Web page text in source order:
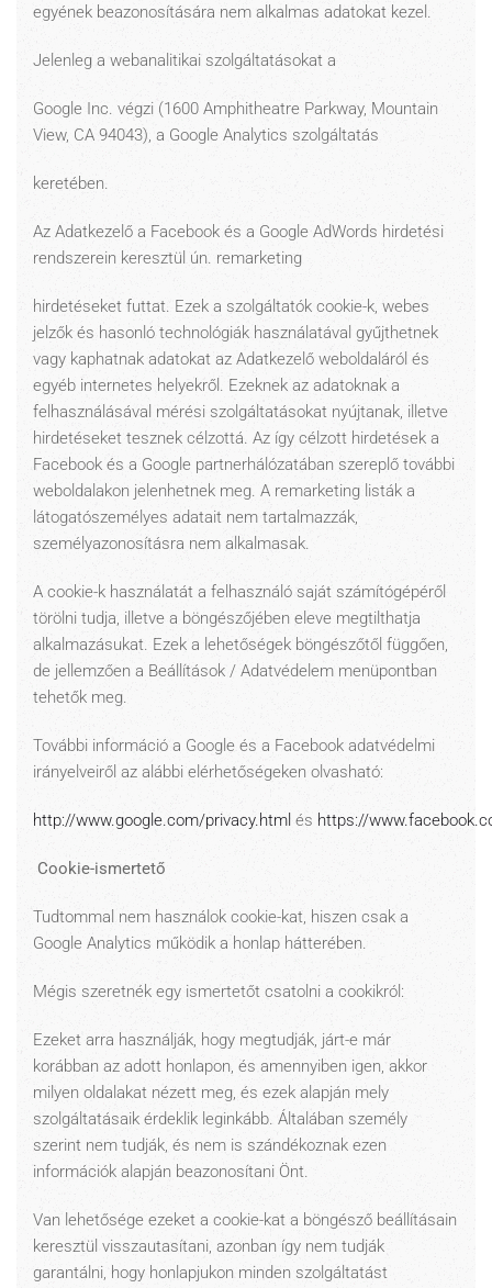
egyének beazonosítására nem alkalmas adatokat kezel.
Jelenleg a webanalitikai szolgáltatásokat a
Google Inc. végzi (1600 Amphitheatre Parkway, Mountain
View, CA 94043), a Google Analytics szolgáltatás
keretében.
Az Adatkezelő a Facebook és a Google AdWords hirdetési
rendszerein keresztül ún. remarketing
hirdetéseket futtat. Ezek a szolgáltatók cookie-k, webes
jelzők és hasonló technológiák használatával gyűjthetnek
vagy kaphatnak adatokat az Adatkezelő weboldaláról és
egyéb internetes helyekről. Ezeknek az adatoknak a
felhasználásával mérési szolgáltatásokat nyújtanak, illetve
hirdetéseket tesznek célzottá. Az így célzott hirdetések a
Facebook és a Google partnerhálózatában szereplő további
weboldalakon jelenhetnek meg. A remarketing listák a
látogatószemélyes adatait nem tartalmazzák,
személyazonosításra nem alkalmasak.
A cookie-k használatát a felhasználó saját számítógépéről
törölni tudja, illetve a böngészőjében eleve megtilthatja
alkalmazásukat. Ezek a lehetőségek böngészőtől függően,
de jellemzően a Beállítások / Adatvédelem menüpontban
tehetők meg.
További információ a Google és a Facebook adatvédelmi
irányelveiről az alábbi elérhetőségeken olvasható:
http://www.google.com/privacy.html és https://
Cookie-ismertető
Tudtommal nem használok cookie-kat, hiszen csak a
Google Analytics működik a honlap hátterében.
Mégis szeretnék egy ismertetőt csatolni a cookikról:
Ezeket arra használják, hogy megtudják, járt-e már
korábban az adott honlapon, és amennyiben igen, akkor
milyen oldalakat nézett meg, és ezek alapján mely
szolgáltatásaik érdeklik leginkább. Általában személy
szerint nem tudják, és nem is szándékoznak ezen
információk alapján beazonosítani Önt.
Van lehetősége ezeket a cookie-kat a böngésző beállításain
keresztül visszautasítani, azonban így nem tudják
garantálni, hogy honlapjukon minden szolgáltatást